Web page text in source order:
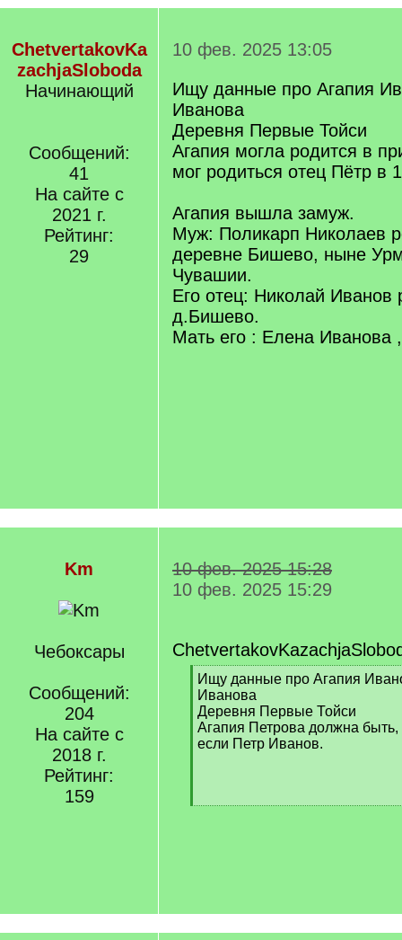
ChetvertakovKa
zachjaSloboda
Начинающий
Сообщений:
41
На сайте с
2021 г.
Рейтинг:
29
10 фев. 2025 13:05
Ищу данные про Агапия
Иванова
Деревня Первые Тойси
Агапия могла родится в
мог родиться отец Пётр в
Агапия вышла замуж.
Муж: Поликарп Николаев
деревне Бишево, ныне
Чувашии.
Его отец: Николай Иванов
д.Бишево.
Мать его : Елена Иванова
Km
Чебоксары
Сообщений:
204
На сайте с
2018 г.
Рейтинг:
159
10 фев. 2025 15:28
10 фев. 2025 15:29
[
q
]
Ищу данные про Агапия
Иванова
Деревня Первые Тойси
Агапия Петрова должна
если Петр Иванов.